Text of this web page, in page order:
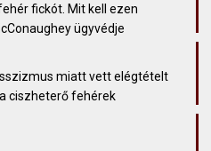
fickót. Mit kell ezen
ügyvédje
miatt vett elégtételt
ciszheterő fehérek